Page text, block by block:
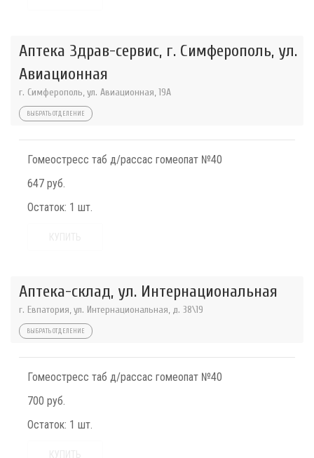
Аптека Здрав-сервис, г. Симферополь, ул.
Авиационная
г. Симферополь, ул. Авиационная, 19А
ВЫБРАТЬ ОТДЕЛЕНИЕ
Гомеостресс таб д/рассас гомеопат №40
647 руб.
Остаток: 1 шт.
Аптека-склад, ул. Интернациональная
г. Евпатория, ул. Интернациональная, д. 38\19
ВЫБРАТЬ ОТДЕЛЕНИЕ
Гомеостресс таб д/рассас гомеопат №40
700 руб.
Остаток: 1 шт.